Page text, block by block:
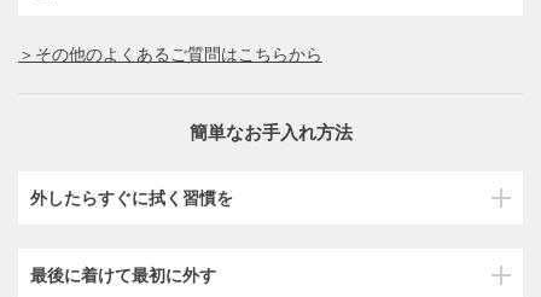
＞その他のよくあるご質問はこちらから
簡単なお手入れ方法
外したらすぐに拭く習慣を
最後に着けて最初に外す